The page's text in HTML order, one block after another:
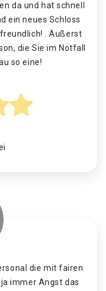
da und hat schnell
ein neues Schloss
. Äußerst
die Sie im Notfall
so eine!
die mit fairen
immer Angst das